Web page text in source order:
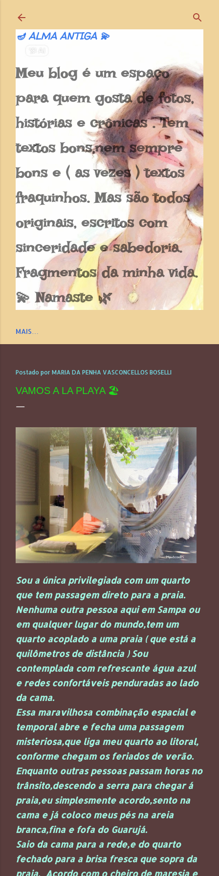
🪔 ALMA ANTIGA 💫
Meu blog é um espaço
para quem gosta de fotos,
histórias e crônicas . Tem
textos bons,nem sempre
bons e ( as vezes ) textos
fraquinhos. Mas são todos
originais, escritos com
sinceridade e sabedoria.
Fragmentos da minha vida.
💫 Namaste 🌿
MAIS…
Postado por MARIA DA PENHA VASCONCELLOS BOSELLI
VAMOS A LA PLAYA 🏖️
Sou a única privilegiada com um quarto
que tem passagem direto para a praia.
Nenhuma outra pessoa aqui em Sampa ou
em qualquer lugar do mundo,tem um
quarto acoplado a uma praia ( que está a
quilômetros de distância ) Sou
contemplada com refrescante água azul
e redes confortáveis penduradas ao lado
da cama.
Essa maravilhosa combinação espacial e
temporal abre e fecha uma passagem
misteriosa,que liga meu quarto ao litoral,
conforme chegam os feriados de verão.
Enquanto outras pessoas passam horas no
trânsito,descendo a serra para chegar á
praia,eu simplesmente acordo,sento na
cama e já coloco meus pés na areia
branca,fina e fofa do Guarujá.
Saio da cama para a rede,e do quarto
fechado para a brisa fresca que sopra da
praia. Acordo com o cheiro de maresia e